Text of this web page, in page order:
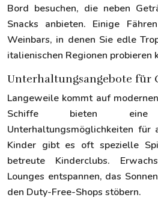
Bord besuchen, die neben
Snacks anbieten. Einige
Weinbars, in denen Sie edle
italienischen Regionen probieren
Unterhaltungsangebote für
Langeweile kommt auf
Schiffe bieten
Unterhaltungsmöglichkeiten für
Kinder gibt es oft spezielle
betreute Kinderclubs.
Lounges entspannen, das
den Duty-Free-Shops stöbern.